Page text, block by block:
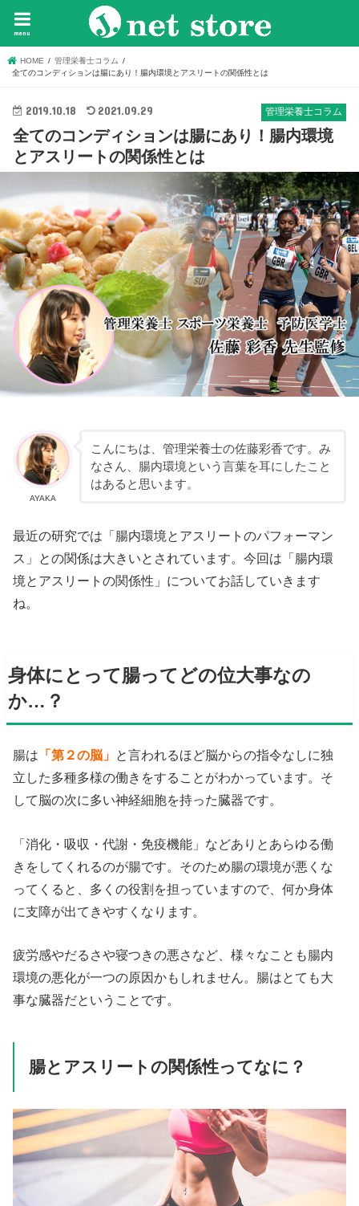
menu
HOME
管理栄養士コラム
全てのコンディションは腸にあり！腸内環境とアスリートの関係性とは
管理栄養士コラム
2019.10.18 2021.09.29
全てのコンディションは腸にあり！腸内環境
とアスリートの関係性とは
AYAKA
こんにちは、管理栄養士の佐藤彩香です。み
なさん、腸内環境という言葉を耳にしたこと
はあると思います。
最近の研究では「腸内環境とアスリートのパフォーマン
ス」との関係は大きいとされています。今回は「腸内環
境とアスリートの関係性」についてお話していきます
ね。
身体にとって腸ってどの位大事なの
か…？
腸は 「第２の脳」 と言われるほど脳からの指令なしに独
立した多種多様の働きをすることがわかっています。そ
して脳の次に多い神経細胞を持った臓器です。
「消化・吸収・代謝・免疫機能」などありとあらゆる働
きをしてくれるのが腸です。そのため腸の環境が悪くな
ってくると、多くの役割を担っていますので、何か身体
に支障が出てきやすくなります。
疲労感やだるさや寝つきの悪さなど、様々なことも腸内
環境の悪化が一つの原因かもしれません。腸はとても大
事な臓器だということです。
腸とアスリートの関係性ってなに？